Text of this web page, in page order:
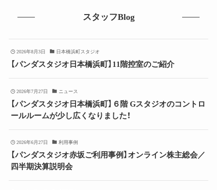
スタッフBlog
2026年8月3日 日本橋浜町スタジオ
【パンダスタジオ日本橋浜町】11階控室のご紹介
2026年7月27日 ニュース
【パンダスタジオ日本橋浜町】６階 Gスタジオのコントロ
ールルームが少し広くなりました！
2026年6月27日 利用事例
【パンダスタジオ赤坂ご利用事例】オンライン株主総会／
四半期決算説明会